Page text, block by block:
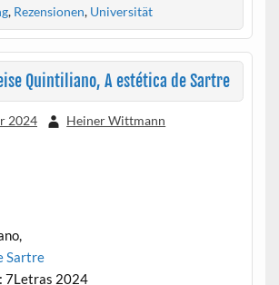
, Rezensionen, Universität
Quintiliano, A estética de Sartre
2024 Heiner Wittmann
Sartre
7Letras 2024